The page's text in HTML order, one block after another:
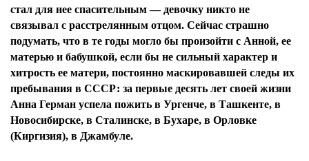
стал для нее спасительным — девочку никто не
связывал с расстрелянным отцом. Сейчас страшно
подумать, что в те годы могло бы произойти с Анной, ее
матерью и бабушкой, если бы не сильный характер и
хитрость ее матери, постоянно маскировавшей следы их
пребывания в СССР: за первые десять лет своей жизни
Анна Герман успела пожить в Ургенче, в Ташкенте, в
Новосибирске, в Сталинске, в Бухаре, в Орловке
(Киргизия), в Джамбуле.